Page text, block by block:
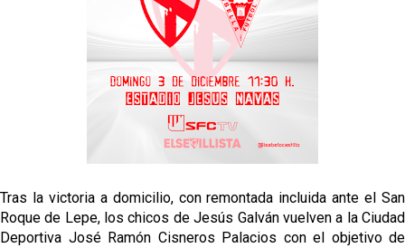
Crónica Pretemporada | Real Madrid 2-4 Sevilla FC
La revolución de José Ignacio Navarro en el Sevilla
Análisis | El Sevilla FC cierra una pretemporada de
Joan Jordán cerca de salir del Sevilla FC
Tras la victoria a domicilio, con remontada incluida ante el San
Roque de Lepe, los chicos de Jesús Galván vuelven a la Ciudad
Deportiva José Ramón Cisneros Palacios con el objetivo de